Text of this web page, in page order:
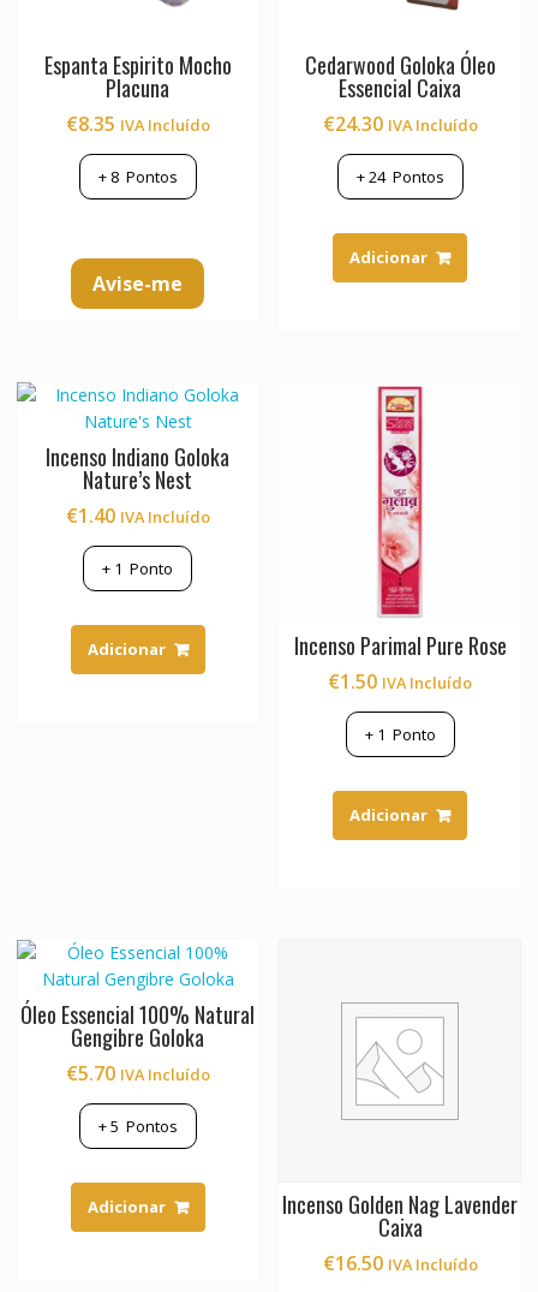
Espanta Espirito Mocho
Placuna
€8.35 IVA Incluído
+ 8Pontos
Avise-me
Cedarwood Goloka Óleo
Essencial Caixa
€24.30 IVA Incluído
+24Pontos
Adicionar
Incenso Indiano Goloka
Nature’s Nest
€1.40 IVA Incluído
+ 1 Ponto
Adicionar Incenso Parimal Pure Rose
€1.50 IVA Incluído
+ 1 Ponto
Adicionar
Óleo Essencial 100% Natural
Gengibre Goloka
€5.70 IVA Incluído
+5 Pontos
Adicionar Incenso Golden Nag Lavender
Caixa
€16.50 IVA Incluído